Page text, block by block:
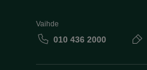
Vaihde
010 436 2000